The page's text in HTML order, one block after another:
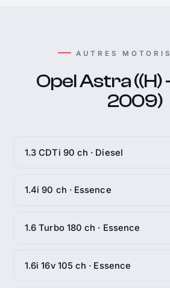
AUTRES
Opel Astra ((H)
2009)
1.3 CDTi 90 ch · Diesel
1.4i 90 ch · Essence
1.6 Turbo 180 ch · Essence
1.6i 16v 105 ch · Essence